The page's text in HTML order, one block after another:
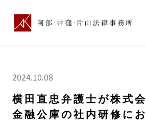
2024.10.08
横田直忠弁護士が株式
金融公庫の社内研修に